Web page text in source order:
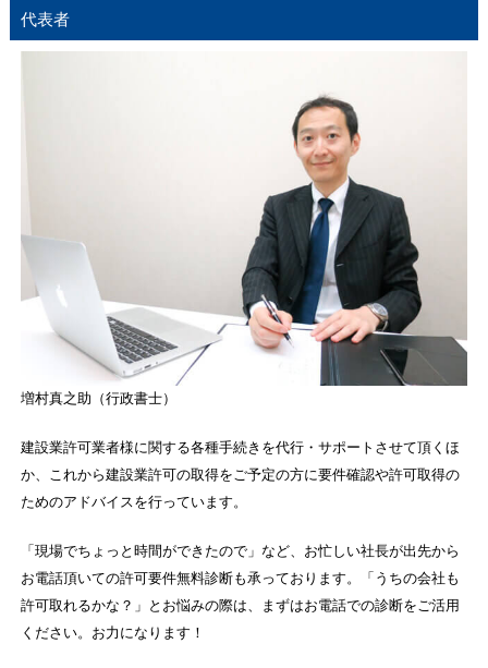
代表者
増村真之助（行政書士）
建設業許可業者様に関する各種手続きを代行・サポートさせて頂くほ
か、これから建設業許可の取得をご予定の方に要件確認や許可取得の
ためのアドバイスを行っています。
「現場でちょっと時間ができたので」など、お忙しい社長が出先から
お電話頂いての許可要件無料診断も承っております。「うちの会社も
許可取れるかな？」とお悩みの際は、まずはお電話での診断をご活用
ください。お力になります！